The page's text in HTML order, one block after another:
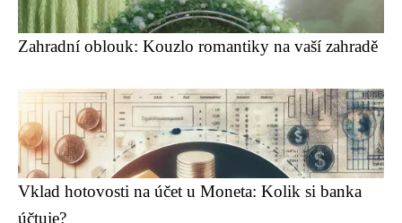
Zahradní oblouk: Kouzlo romantiky na vaší zahradě
Vklad hotovosti na účet u Moneta: Kolik si banka
účtuje?